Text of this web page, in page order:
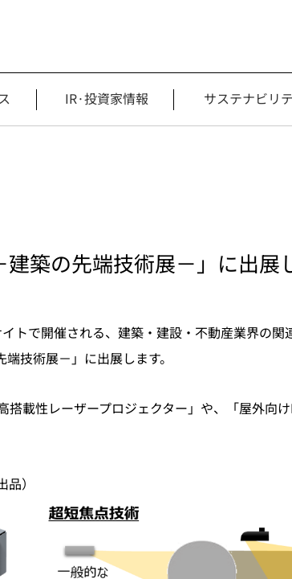
IR·投資家情報 サステナビリ
建築の先端技術展－」に出展
トで開催される、建築・建設・不動産業界の
技術展－」に出展します。
搭載性レーザープロジェクター」や、「屋外向
）